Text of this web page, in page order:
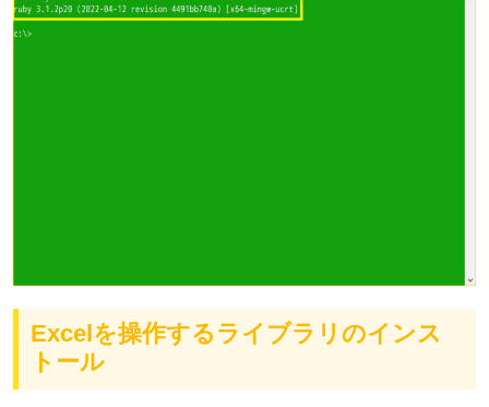
Excelを操作するライブラリのインス
トール